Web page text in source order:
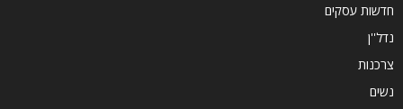
חדשות עסקים
נדל''ן
צרכנות
נשים